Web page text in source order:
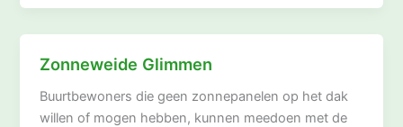
Zonneweide Glimmen
Buurtbewoners die geen zonnepanelen op het dak
willen of mogen hebben, kunnen meedoen met de